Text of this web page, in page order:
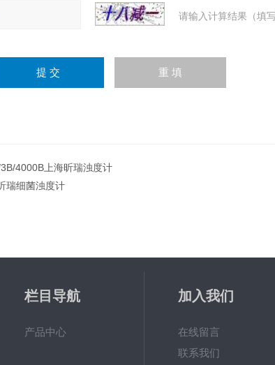
请输入计算结果（填
4000B上海昕瑞浊度计
瑞细菌浊度计
栏目导航
产品中心
加入我们
在线留言
联系我们